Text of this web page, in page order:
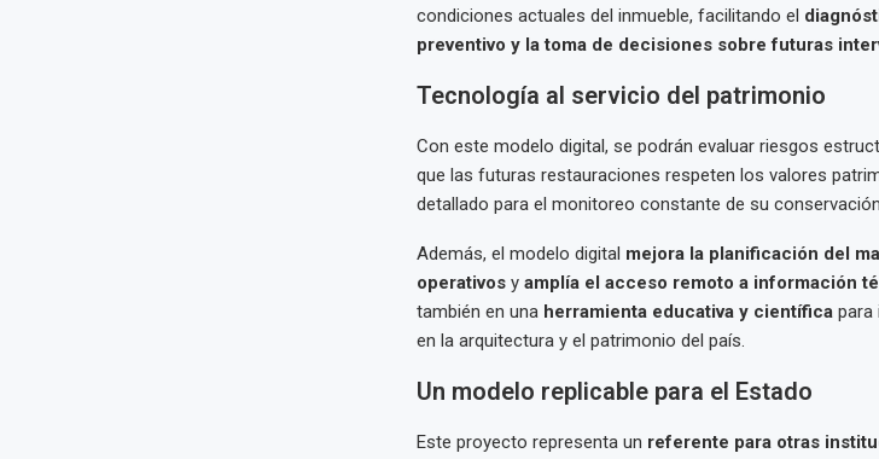
condiciones actuales del inmueble, facilitando el
preventivo y la toma de decisiones sobre futuras
Tecnología al servicio del patrimonio
Con este modelo digital, se podrán evaluar riesgos
que las futuras restauraciones respeten los valores
detallado para el monitoreo constante de su
Además, el modelo digital mejora la planificación del
operativosy amplía el acceso remoto a información
también en una herramienta educativa y científicapara
en la arquitectura y el patrimonio del país.
Un modelo replicable para el Estado
Este proyecto representa un referente para otras